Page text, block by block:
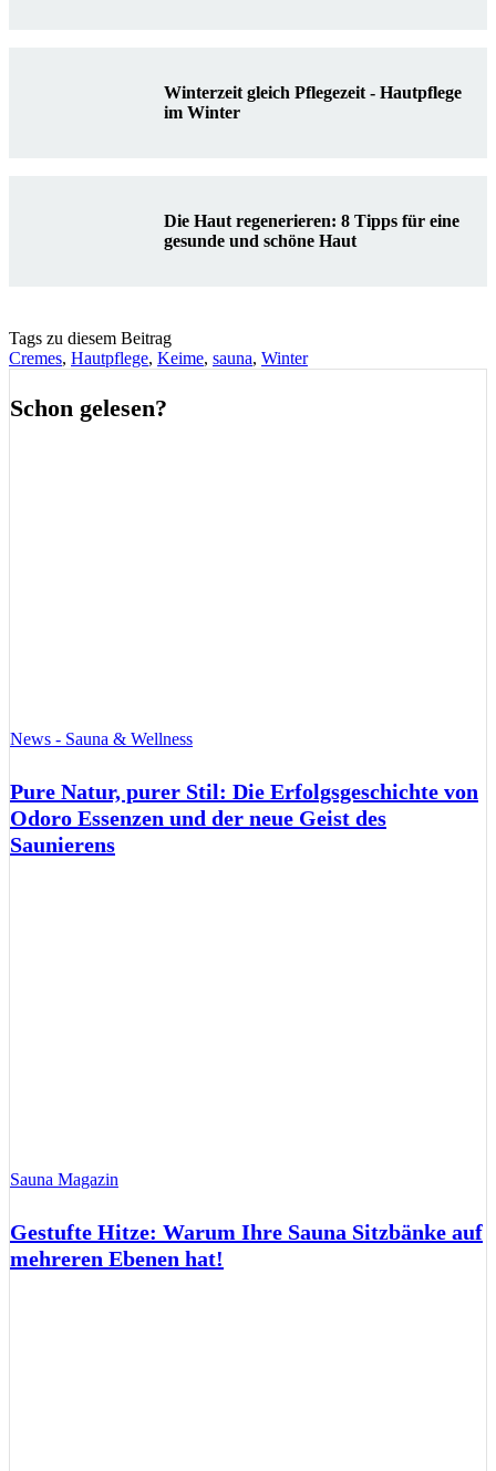
Winterzeit gleich Pflegezeit - Hautpflege
im Winter
Die Haut regenerieren: 8 Tipps für eine
gesunde und schöne Haut
Tags zu diesem Beitrag
Cremes, Hautpflege, Keime, sauna, Winter
Schon gelesen?
News - Sauna & Wellness
Pure Natur, purer Stil: Die Erfolgsgeschichte von
Odoro Essenzen und der neue Geist des
Saunierens
Sauna Magazin
Gestufte Hitze: Warum Ihre Sauna Sitzbänke auf
mehreren Ebenen hat!